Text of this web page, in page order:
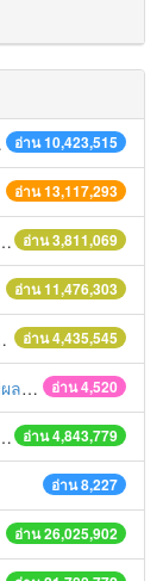
อ่าน 10,423,515
อ่าน 13,117,293
อ่าน 3,811,069
อ่าน 11,476,303
อ่าน 4,435,545
อ่าน 4,520
มาก
อ่าน 4,843,779
อ่าน 8,227
อ่าน 26,025,902